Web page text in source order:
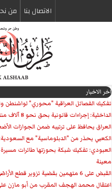
الاتصال بنا من
اخر الاخبار
تفكيك الفصائل العراقية "محوري" لواشنطن
الداخلية: إجراءات قانونية بحق نحو 8 آلاف منتسب وموظف منذ بداية 2026
العراق يحافظ على ترتيبه ضمن الجوازات الأضعف
الكعبي يحذر من "الدبلوماسية" مع السعودية:
العبودي: تفكيك شبكة بحوزتها طائرات
معينة
القبض على 6 متهمين بقضية تزوير قطع الأراضي في بلدية الناصرية
اعتقال محمد الهجف المقرب من أبو مازن